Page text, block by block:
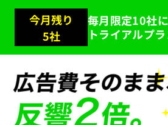
今月残り
5社
毎月限定10社に
トライアルプラ